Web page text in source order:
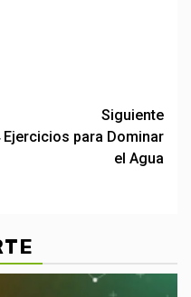
Siguiente
Ejercicios para Dominar
el Agua